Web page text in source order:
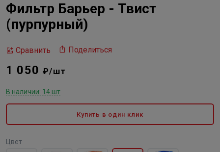
Фильтр Барьер - Твист
(пурпурный)
Сравнить Поделиться
1 050₽/шт
В наличии: 14 шт
Купить в один клик
Цвет